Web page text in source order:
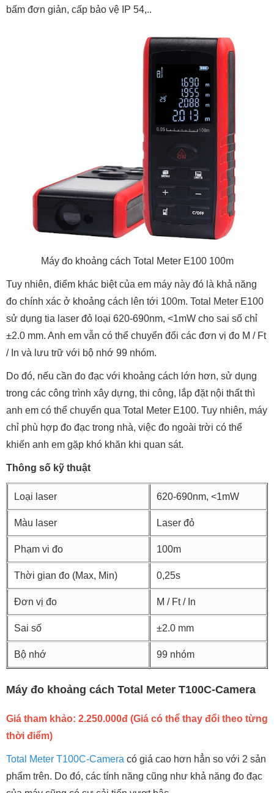
bấm đơn giản, cấp bảo vệ IP 54,..
Máy đo khoảng cách Total Meter E100 100m
Tuy nhiên, điểm khác biệt của em máy này đó là khả năng
đo chính xác ở khoảng cách lên tới 100m. Total Meter E100
sử dụng tia laser đỏ loại 620-690nm, <1mW cho sai số chỉ
±2.0 mm. Anh em vẫn có thể chuyển đổi các đơn vị đo M / Ft
/ In và lưu trữ với bộ nhớ 99 nhóm.
Do đó, nếu cần đo đạc với khoảng cách lớn hơn, sử dụng
trong các công trình xây dựng, thi công, lắp đặt nội thất thì
anh em có thể chuyển qua Total Meter E100. Tuy nhiên, máy
chỉ phù hợp đo đạc trong nhà, việc đo ngoài trời có thể
khiến anh em gặp khó khăn khi quan sát.
Thông số kỹ thuật
Loại laser 620-690nm, <1mW
Màu laser Laser đỏ
Phạm vi đo 100m
Thời gian đo (Max, Min) 0,25s
Đơn vị đo M / Ft / In
Sai số ±2.0 mm
Bộ nhớ 99 nhóm
Máy đo khoảng cách Total Meter T100C-Camera
Giá tham khảo: 2.250.000đ (Giá có thể thay đổi theo từng
thời điểm)
Total Meter T100C-Camera có giá cao hơn hẳn so với 2 sản
phẩm trên. Do đó, các tính năng cũng như khả năng đo đạc